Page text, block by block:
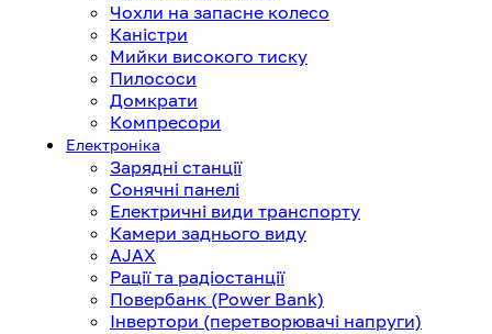
Чохли на запасне колесо
Каністри
Мийки високого тиску
Пилососи
Домкрати
Компресори
Електроніка
Зарядні станції
Сонячні панелі
Електричні види транспорту
Камери заднього виду
AJAX
Рації та радіостанції
Повербанк (Power Bank)
Інвертори (перетворювачі напруги)